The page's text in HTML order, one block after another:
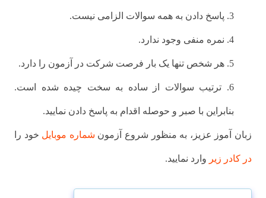
3. پاسخ دادن به همه سوالات الزامی نیست.
4. نمره منفی وجود ندارد.
5. هر شخص تنها یک بار فرصت شرکت در آزمون را دارد.
6. ترتیب سوالات از ساده به سخت چیده شده است.
بنابراین با صبر و حوصله اقدام به پاسخ دادن نمایید.
زبان آموز عزیز، به منظور شروع آزمون شماره موبایل خود را
در کادر زیر وارد نمایید.